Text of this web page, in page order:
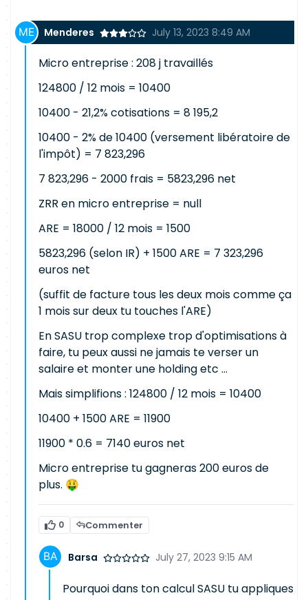
Menderes July 13, 2023 8:49 AM
Micro entreprise : 208 j travaillés
124800 / 12 mois = 10400
10400 - 21,2% cotisations = 8 195,2
10400 - 2% de 10400 (versement libératoire de
l'impôt) = 7 823,296
7 823,296 - 2000 frais = 5823,296 net
ZRR en micro entreprise = null
ARE = 18000 / 12 mois = 1500
5823,296 (selon IR) + 1500 ARE = 7 323,296
euros net
(suffit de facture tous les deux mois comme ça
1 mois sur deux tu touches l'ARE)
En SASU trop complexe trop d'optimisations à
faire, tu peux aussi ne jamais te verser un
salaire et monter une holding etc ...
Mais simplifions : 124800 / 12 mois = 10400
10400 + 1500 ARE = 11900
11900 * 0.6 = 7140 euros net
Micro entreprise tu gagneras 200 euros de
plus. 🤑
0 Commenter
Barsa July 27, 2023 9:15 AM
Pourquoi dans ton calcul SASU tu appliques